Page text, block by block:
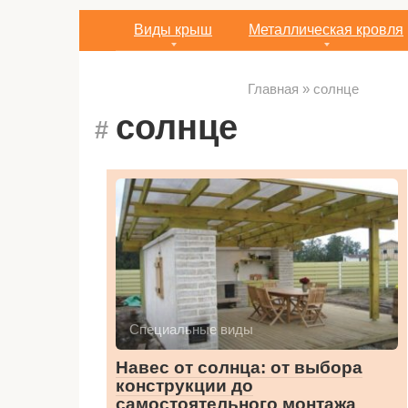
Виды крыш Металлическая кровля
Главная » солнце
солнце
Специальные виды
Навес от солнца: от выбора
конструкции до
самостоятельного монтажа